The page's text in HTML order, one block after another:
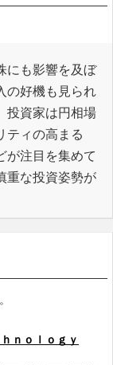
にも影響を及ぼ
の好機も見られ
投資家は円相場
ティの高まる
が注目を集めて
重な投資姿勢が
ｎｏｌｏｇｙ